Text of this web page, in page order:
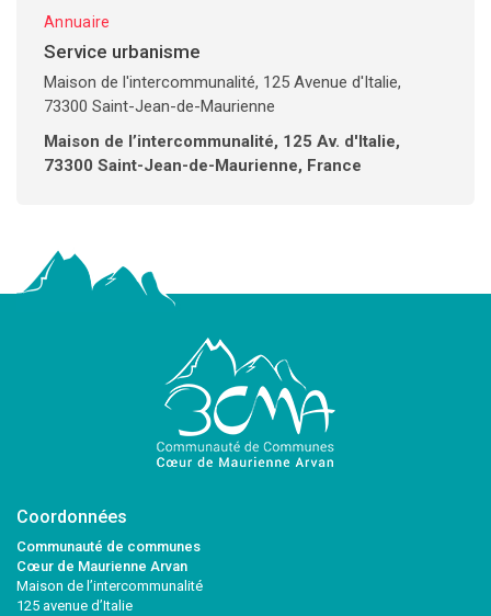
Annuaire
Service urbanisme
Maison de l'intercommunalité, 125 Avenue d'Italie,
73300 Saint-Jean-de-Maurienne
Maison de l’intercommunalité, 125 Av. d'Italie,
73300 Saint-Jean-de-Maurienne, France
Coordonnées
Communauté de communes
Cœur de Maurienne Arvan
Maison de l’intercommunalité
125 avenue d’Italie